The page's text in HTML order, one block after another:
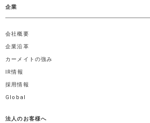
企業
会社概要
企業沿革
カーメイトの強み
IR情報
採用情報
Global
法人のお客様へ